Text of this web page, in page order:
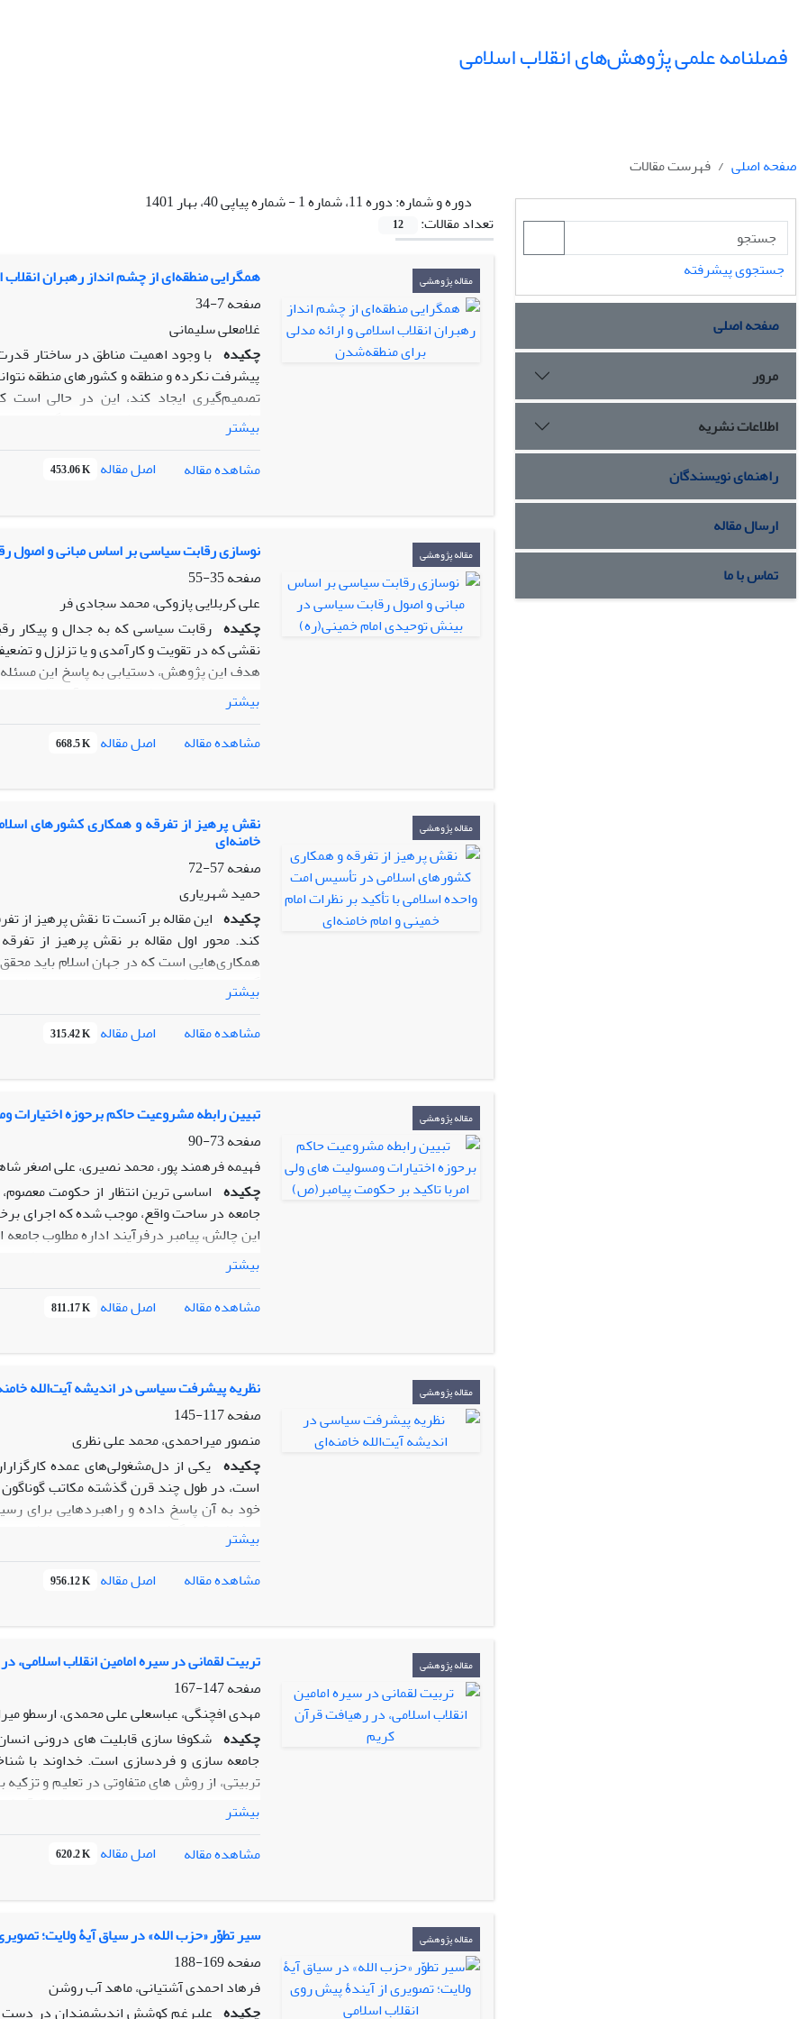
فصلنامه علمی پژوهش‌های انقلاب اسلامی
صفحه اصلی
فهرست مقالات
دوره و شماره:دوره 11، شماره 1 - شماره پیاپی 40، بهار 1401
تعداد مقالات:
12
مقاله پژوهشی
همگرایی منطقه‌ای از چشم انداز رهبران
صفحه7-34
غلامعلی سلیمانی
چکیده با وجود اهمیت مناطق در ساختار
پیشرفت نکرده و منطقه و کشورهای منطقه
تصمیم‌گیری ایجاد کند، این در حالی است
نشان‌دهنده اولویت منطقه و همسایگان در
است که اهمیت منطقه در ذهنیت رهبران
می‌توان در قالب یک مدل نظری فرایند شکل
کیفی بیانات رهبران انقلاب- حضرت امام و
بیشتر
مشاهده مقاله
اصل مقاله 453.06 K
مقاله پژوهشی
نوسازی رقابت سیاسی بر اساس مبانی و اصول
صفحه35-55
علی کربلایی پازوکی، محمد سجادی فر
چکیده رقابت سیاسی که به جدال و
نقشی که در تقویت و کارآمدی و یا تزلزل و
هدف این پژوهش، دستیابی به پاسخ این
مبانی و اصولی می باشد»، تا در پی آن، رقابت
روش: این تحقیق داده های خود را با استفاده
سخنرانی ها، پیامها و دستورات و موضع گیری
شکل گرفته، زیر ساختهای لازم و چارچوبهای
نتیجه: امام خمینی(ره) با نفی هرگونه
را تکلیف محور و در جهت منافع و مصالح جامعه
در خیرات برای شایستگان سیاست تبیین کرده
بیشتر
مشاهده مقاله
اصل مقاله 668.5 K
مقاله پژوهشی نقش پرهیز از تفرقه و همکاری کشورهای
خامنه‌ای
صفحه57-72
حمید شهریاری
چکیده این مقاله بر آنست تا نقش پرهیز از
کند. محور اول مقاله بر نقش پرهیز از
همکاری‌هایی است که در جهان اسلام باید
گامهایی است که برای تحقق امت واحده
اسلامی یعنی جنگ، ترور، تکفیر، تعارض و
مشترکو احسان و دوستی با مسلمانان است. در
علاوه‌برآن تلاش شده تا شواهد قولی که در
بیشتر
مشاهده مقاله
اصل مقاله 315.42 K
مقاله پژوهشی
تبیین رابطه مشروعیت حاکم برحوزه اختیارات
صفحه73-90
فهیمه فرهمند پور، محمد نصیری، علی اصغر
چکیده اساسی ترین انتظار از حکومت
جامعه در ساحت واقع، موجب شده که اجرای
این چالش، پیامبر درفرآیند اداره مطلوب
در برخی موارد، اداره مطلوب، مستلزم
پیامبر(ص) به شرایط اجتماعی و سیاسی و
حکومت، مردم و جامعه قابل حل است اما به
قابل پذیرش است. البته مشروعیت در
که تصرفات گسترده پیامبر با اتکا به جایگاه
قابل تبیین خواهد بود
بیشتر
مشاهده مقاله
اصل مقاله 811.17 K
مقاله پژوهشی
نظریه پیشرفت سیاسی در اندیشه آیت‌الله
صفحه117-145
منصور میراحمدی، محمد علی نظری
چکیده یکی از دل‌مشغولی‌های عمده
است، در طول چند قرن گذشته مکاتب گوناگون
خود به آن پاسخ داده و راهبردهایی برای
پیشرفت قرارگرفته و دارای تجربیاتی موفق
برنامه‌های پیشرفت برخلاف گذشته غیر تجویزی
این پژوهش بر اساس نظریه داده بنیاد
آیت‌الله خامنه‌ای چگونه قابل تبیین است؟
منتج به‌نظام سیاسی کارآمد و ایجاد یک
شایسته‌سالاری، پاسخگویی و نظارت و جامعه
احزاب، و سازمان‌های غیردولتی، معنویت و
رفتاری تقسیم می‌شود، هدف پیشرفت سیاسی
بیشتر
مشاهده مقاله
اصل مقاله 956.12 K
مقاله پژوهشی
تربیت لقمانی در سیره امامین انقلاب اسلامی،
صفحه147-167
مهدی افچنگی، عباسعلی علی محمدی، ارسطو
چکیده شکوفا سازی قابلیت های درونی
جامعه سازی و فردسازی است. خداوند با
تربیتی، از روش های متفاوتی در تعلیم و
منحصر در چهار روش تربیتی است، که قرآن
فاعل(تربیت لقمانی) به نحو شایسته ای
تربیت اخلاقی جامعه اسلامی در آیات قرآن
قرآن و فرآیندهای مؤثر آن در جامعه سازی
روش بسیار تأثیر گذار، در تربیت انسان بشمار
واژگان کلیدی: تربیت لقمانی، انذار و تبشیر،
بیشتر
مشاهده مقاله
اصل مقاله 620.2 K
مقاله پژوهشی
سیر تطوّر «حزب الله» در سیاق آیۀ ولایت؛
صفحه169-188
فرهاد احمدی آشتیانی، ماهد آب روشن
چکیده علیرغم کوشش اندیشمندان در دست
جستجوی پیشرفته
صفحه اصلی
مرور
اطلاعات نشریه
راهنمای نویسندگان
ارسال مقاله
تماس با ما